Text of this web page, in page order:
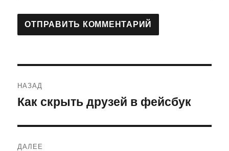
по
НАЗАД
Предыдущая
Как скрыть друзей в фейсбук
ДАЛЕЕ